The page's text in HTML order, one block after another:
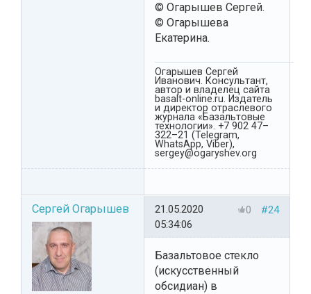
© Огарышев Сергей.
© Огарышева
Екатерина.
Огарышев Сергей
Иванович. Консультант,
автор и владелец сайта
basalt-online.ru. Издатель
и директор отраслевого
журнала «Базальтовые
технологии». +7 902 47–
322–21 (Telegram,
WhatsApp, Viber),
sergey@ogaryshev.org
Сергей Огарышев #24
0
21.05.2020
05:34:06
Базальтовое стекло
(искусственный
обсидиан) в